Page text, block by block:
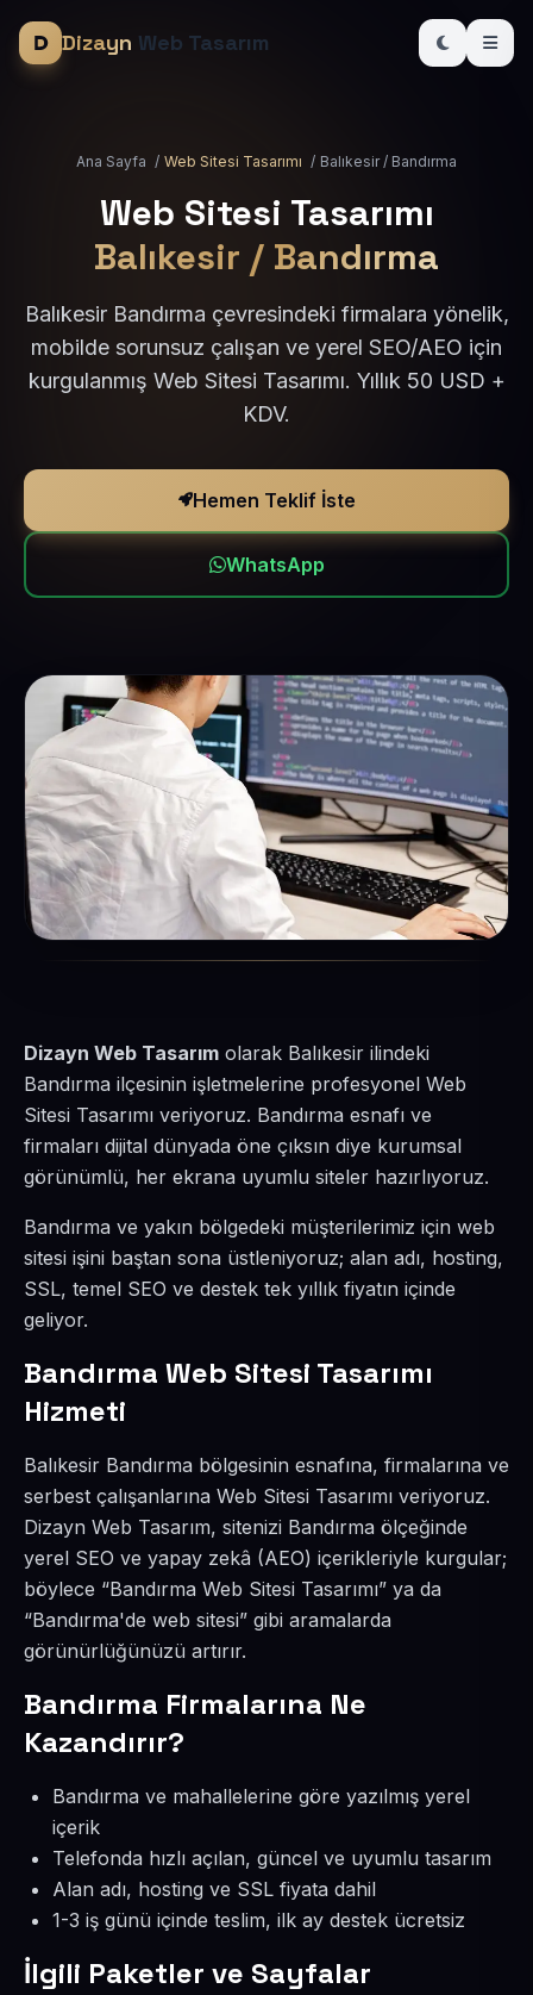
Dizayn Web Tasarım
Ana Sayfa / Web Sitesi Tasarımı / Balıkesir / Bandırma
Web Sitesi Tasarımı
Balıkesir / Bandırma
Balıkesir Bandırma çevresindeki firmalara yönelik,
mobilde sorunsuz çalışan ve yerel SEO/AEO için
kurgulanmış Web Sitesi Tasarımı. Yıllık 50 USD +
KDV.
Hemen Teklif İste
WhatsApp
Dizayn Web Tasarım olarak Balıkesir ilindeki
Bandırma ilçesinin işletmelerine profesyonel Web
Sitesi Tasarımı veriyoruz. Bandırma esnafı ve
firmaları dijital dünyada öne çıksın diye kurumsal
görünümlü, her ekrana uyumlu siteler hazırlıyoruz.
Bandırma ve yakın bölgedeki müşterilerimiz için web
sitesi işini baştan sona üstleniyoruz; alan adı, hosting,
SSL, temel SEO ve destek tek yıllık fiyatın içinde
geliyor.
Bandırma Web Sitesi Tasarımı
Hizmeti
Balıkesir Bandırma bölgesinin esnafına, firmalarına ve
serbest çalışanlarına Web Sitesi Tasarımı veriyoruz.
Dizayn Web Tasarım, sitenizi Bandırma ölçeğinde
yerel SEO ve yapay zekâ (AEO) içerikleriyle kurgular;
böylece “Bandırma Web Sitesi Tasarımı” ya da
“Bandırma'de web sitesi” gibi aramalarda
görünürlüğünüzü artırır.
Bandırma Firmalarına Ne
Kazandırır?
Bandırma ve mahallelerine göre yazılmış yerel
içerik
Telefonda hızlı açılan, güncel ve uyumlu tasarım
Alan adı, hosting ve SSL fiyata dahil
1-3 iş günü içinde teslim, ilk ay destek ücretsiz
İlgili Paketler ve Sayfalar